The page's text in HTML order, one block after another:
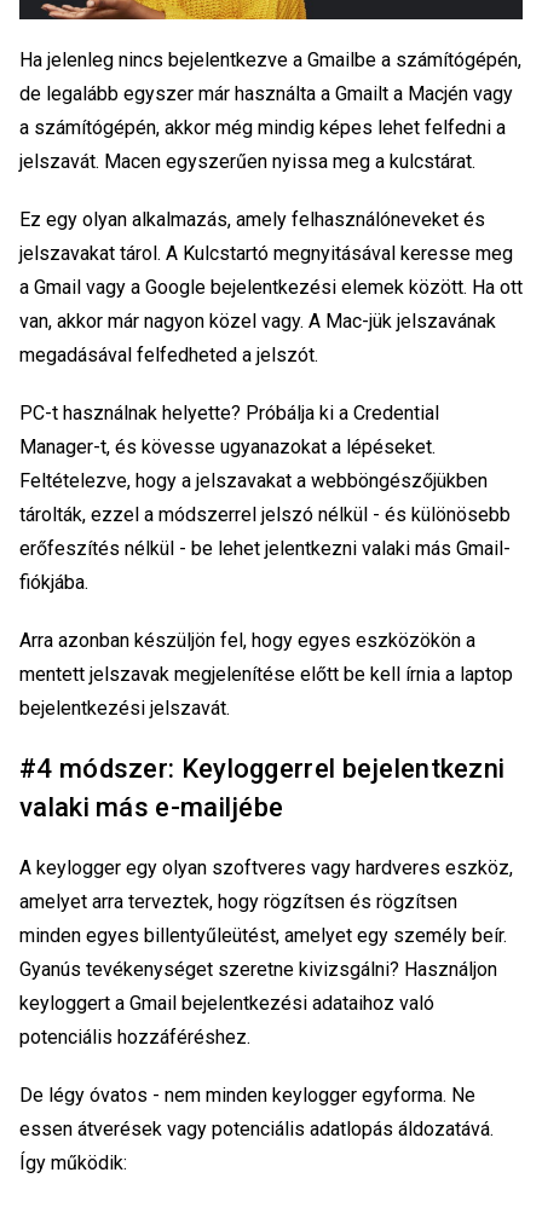
Ha jelenleg nincs bejelentkezve a Gmailbe a számítógépén,
de legalább egyszer már használta a Gmailt a Macjén vagy
a számítógépén, akkor még mindig képes lehet felfedni a
jelszavát. Macen egyszerűen nyissa meg a kulcstárat.
Ez egy olyan alkalmazás, amely felhasználóneveket és
jelszavakat tárol. A Kulcstartó megnyitásával keresse meg
a Gmail vagy a Google bejelentkezési elemek között. Ha ott
van, akkor már nagyon közel vagy. A Mac-jük jelszavának
megadásával felfedheted a jelszót.
PC-t használnak helyette? Próbálja ki a Credential
Manager-t, és kövesse ugyanazokat a lépéseket.
Feltételezve, hogy a jelszavakat a webböngészőjükben
tárolták, ezzel a módszerrel jelszó nélkül - és különösebb
erőfeszítés nélkül - be lehet jelentkezni valaki más Gmail-
fiókjába.
Arra azonban készüljön fel, hogy egyes eszközökön a
mentett jelszavak megjelenítése előtt be kell írnia a laptop
bejelentkezési jelszavát.
#4 módszer: Keyloggerrel bejelentkezni
valaki más e-mailjébe
A keylogger egy olyan szoftveres vagy hardveres eszköz,
amelyet arra terveztek, hogy rögzítsen és rögzítsen
minden egyes billentyűleütést, amelyet egy személy beír.
Gyanús tevékenységet szeretne kivizsgálni? Használjon
keyloggert a Gmail bejelentkezési adataihoz való
potenciális hozzáféréshez.
De légy óvatos - nem minden keylogger egyforma. Ne
essen átverések vagy potenciális adatlopás áldozatává.
Így működik: